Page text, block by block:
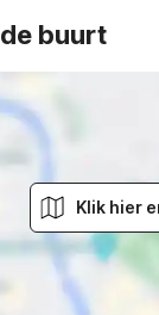
buurt
Klik hier